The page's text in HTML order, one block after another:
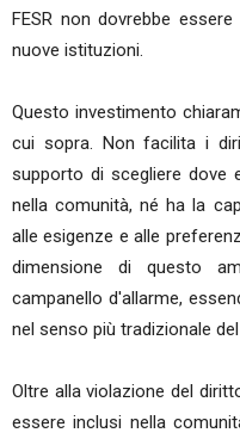
FESR non dovrebbe
nuove istituzioni.
Questo investimento
cui sopra. Non facilita i
supporto di scegliere dove
nella comunità, né ha la
alle esigenze e alle
dimensione di questo
campanello d'allarme,
nel senso più tradizionale
Oltre alla violazione del
essere inclusi nella